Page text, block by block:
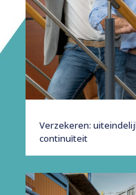
Verzekeren:
continuïteit